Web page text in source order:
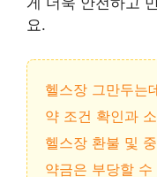
요.
헬스장 그만두는
약 조건 확인과
헬스장 환불 및
약금은 부당할